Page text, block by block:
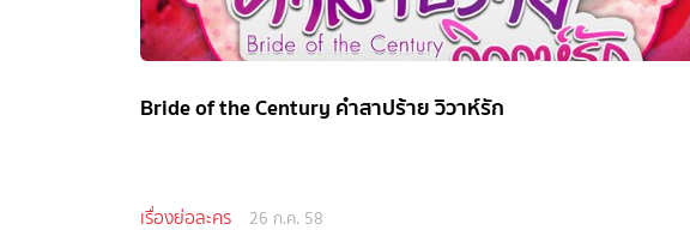
Bride of the Century คำสาปร้าย วิวาห์รัก
เรื่องย่อละคร 26 ก.ค. 58